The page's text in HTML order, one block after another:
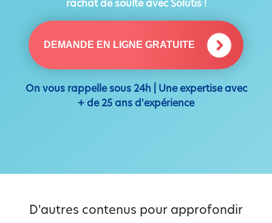
rachat de soulte avec Solutis !
DEMANDE EN LIGNE GRATUITE
On vous rappelle sous 24h | Une expertise avec
+ de 25 ans d'expérience
D'autres contenus pour approfondir